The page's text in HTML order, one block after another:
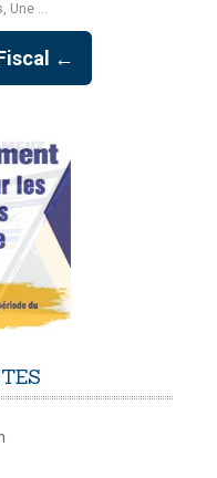
Une ...
←